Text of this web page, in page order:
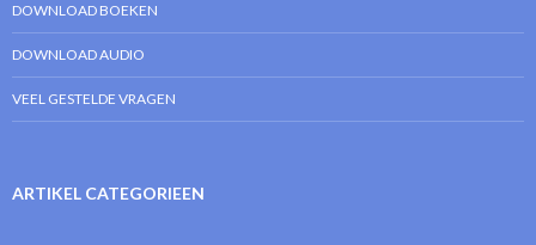
DOWNLOAD BOEKEN
DOWNLOAD AUDIO
VEEL GESTELDE VRAGEN
ARTIKEL CATEGORIEEN